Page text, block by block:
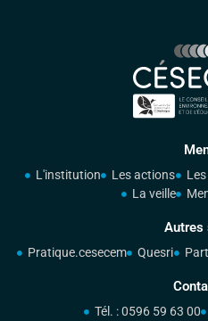
L'institution Les actions
La veille
Autres
Pratique.cesecem Quesri
Tél. : 0596 59 63 00